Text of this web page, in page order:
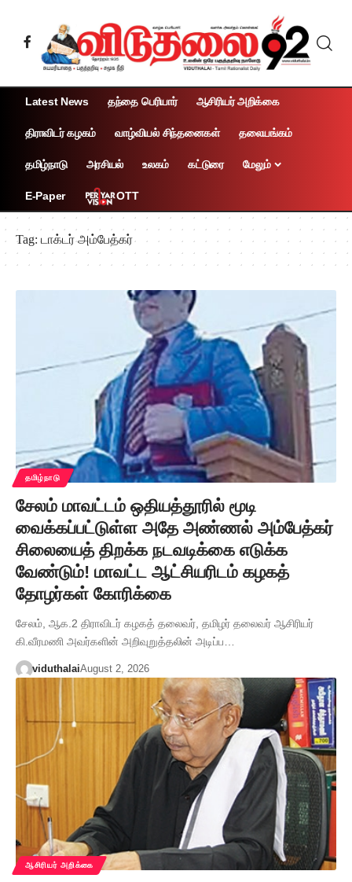
Latest News தந்தை பெரியார் ஆசிரியர் அறிக்கை
திராவிடர் கழகம் வாழ்வியல் சிந்தனைகள் தலையங்கம்
தமிழ்நாடு அரசியல் உலகம் கட்டுரை மேலும்
E-Paper OTT
Tag:டாக்டர் அம்பேத்கர்
தமிழ்நாடு
சேலம் மாவட்டம் ஒதியத்தூரில் மூடி
வைக்கப்பட்டுள்ள அதே அண்ணல் அம்பேத்கர்
சிலையைத் திறக்க நடவடிக்கை எடுக்க
வேண்டும்! மாவட்ட ஆட்சியரிடம் கழகத்
தோழர்கள் கோரிக்கை
சேலம், ஆக.2 திராவிடர் கழகத் தலைவர், தமிழர் தலைவர் ஆசிரியர்
கி.வீரமணி அவர்களின் அறிவுறுத்தலின் அடிப்ப…
viduthalaiAugust 2, 2026
ஆசிரியர் அறிக்கை